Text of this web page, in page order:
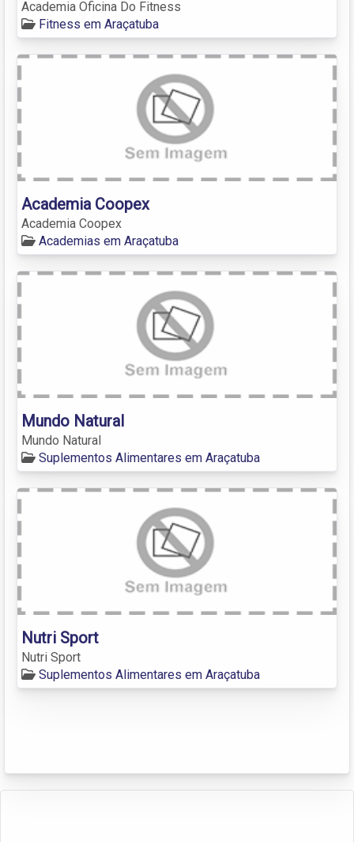
Academia Oficina Do Fitness
Fitness em Araçatuba
Academia Coopex
Academia Coopex
Academias em Araçatuba
Mundo Natural
Mundo Natural
Suplementos Alimentares em Araçatuba
Nutri Sport
Nutri Sport
Suplementos Alimentares em Araçatuba